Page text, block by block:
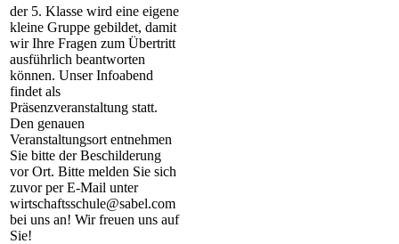
der 5. Klasse wird eine eigene
kleine Gruppe gebildet, damit
wir Ihre Fragen zum Übertritt
ausführlich beantworten
können. Unser Infoabend
findet als
Präsenzveranstaltung statt.
Den genauen
Veranstaltungsort entnehmen
Sie bitte der Beschilderung
vor Ort. Bitte melden Sie sich
zuvor per E-Mail unter
wirtschaftsschule@sabel.com
bei uns an! Wir freuen uns auf
Sie!